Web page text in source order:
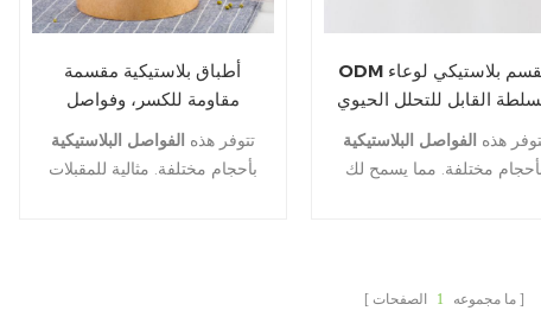
أطباق بلاستيكية مقسمة
مقاومة للكسر، وفواصل
للأوعية الورقية
تتوفر هذه الفواصل البلاستيكية
بأحجام مختلفة. مثالية للمقبلات
ODM مقسم بلاستيكي لوعاء
القابل للتحلل الحيوي
هذه الفواصل البلاستيكية
مختلفة. مما يسمح لك
ما مجموعه 1 الصفحات